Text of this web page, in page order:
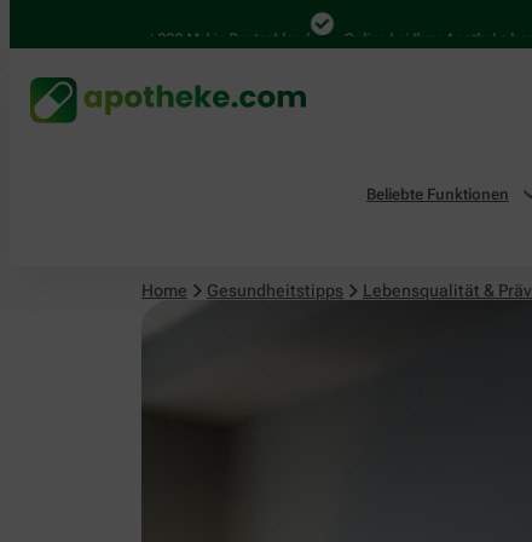
4.000 Mal in Deutschland Online bei Ihrer Apotheke bestellen
Beliebte Funktionen
Home Gesundheitstipps Lebensqualität &
Lebensqualität & Prävention